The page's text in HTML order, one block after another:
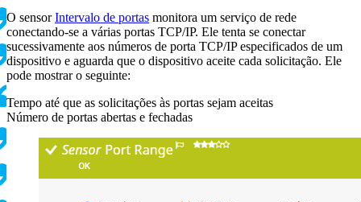
O sensorIntervalo de portas monitora um serviço de rede
conectando-se a várias portas TCP/IP. Ele tenta se conectar
sucessivamente aos números de porta TCP/IP especificados de um
dispositivo e aguarda que o dispositivo aceite cada solicitação. Ele
pode mostrar o seguinte:
Tempo até que as solicitações às portas sejam aceitas
Número de portas abertas e fechadas